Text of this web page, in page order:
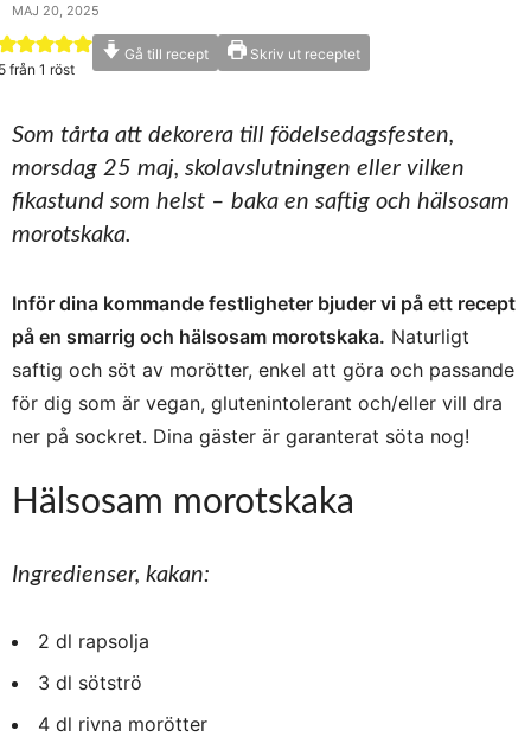
MAJ 20, 2025
från 1 röst
Gå till recept Skriv ut receptet
Som tårta att dekorera till födelsedagsfesten,
morsdag 25 maj, skolavslutningen eller vilken
fikastund som helst – baka en saftig och hälsosam
morotskaka.
Inför dina kommande festligheter bjuder vi på ett recept
på en smarrig och hälsosam morotskaka. Naturligt
saftig och söt av morötter, enkel att göra och passande
för dig som är vegan, glutenintolerant och/eller vill dra
ner på sockret. Dina gäster är garanterat söta nog!
Hälsosam morotskaka
Ingredienser, kakan:
2 dl rapsolja
3 dl sötströ
4 dl rivna morötter